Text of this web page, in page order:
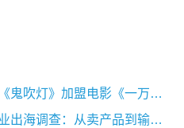
【图】王大陆携金晨主演《鬼吹灯》加盟电影《一万公里》热血追梦
湖南湘江新区文明构思工业出海调查：从卖产品到输出构思出产力